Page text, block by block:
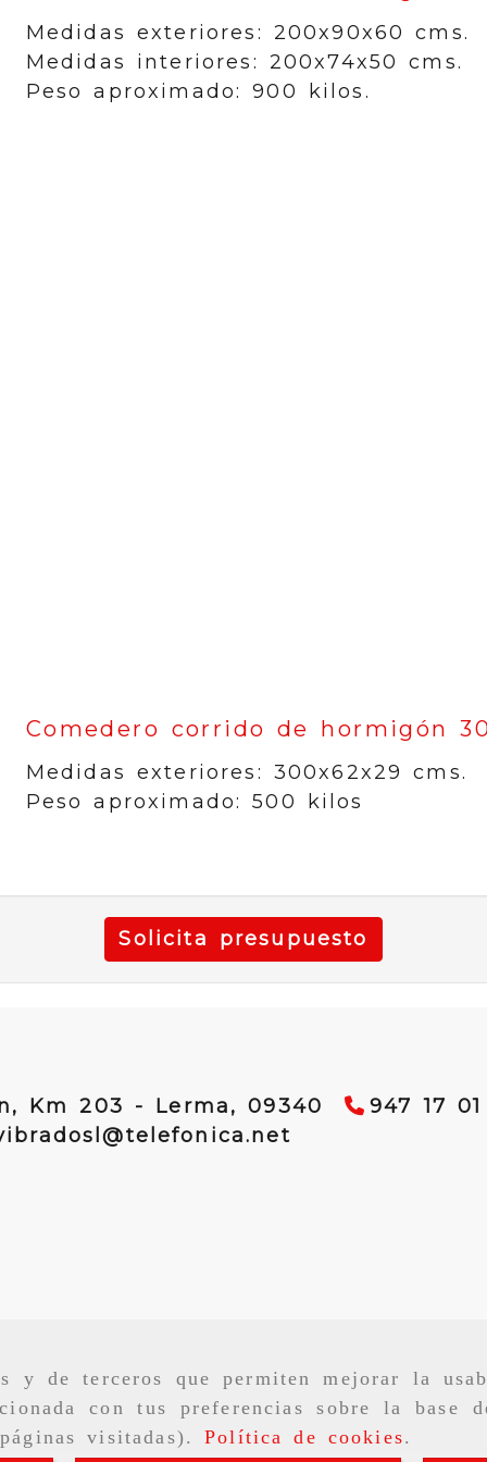
y de terceros que permiten mejorar la
con tus preferencias sobre la base
visitadas).Política de cookies.
Medidas exteriores: 200x90x60 cms.
Medidas interiores: 200x74x50 cms.
Peso aproximado: 900 kilos.
Comedero corrido de hormigón
Medidas exteriores: 300x62x29 cms.
Peso aproximado: 500 kilos
Solicita presupuesto
Km 203 - Lerma,09340
947 17
telefonica.netvibradosl